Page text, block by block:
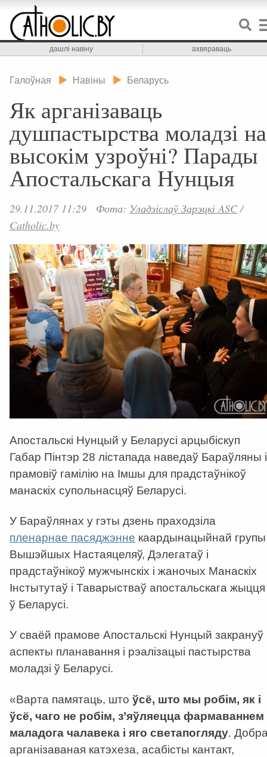
дашлі навіну ахвяраваць
Галоўная Навіны Беларусь
Як арганізаваць
душпастырства моладзі на
высокім узроўні? Парады
Апостальскага Нунцыя
29.11.2017 11:29 Фота: Уладзіслаў Зарэцкі ASC/
Catholic.by
Апостальскі Нунцый у Беларусі арцыбіскуп
Габар Пінтэр 28 лістапада наведаў Бараўляны і
прамовіў гамілію на Імшы для прадстаўнікоў
манаскіх супольнасцяў Беларусі.
У Бараўлянах у гэты дзень праходзіла
пленарнае пасяджэнне каардынацыйнай групы
Вышэйшых Настаяцеляў, Дэлегатаў і
прадстаўнікоў мужчынскіх і жаночых Манаскіх
Інстытутаў і Таварыстваў апостальскага жыцця
ў Беларусі.
У сваёй прамове Апостальскі Нунцый закрануў
аспекты планавання і рэалізацыі пастырства
моладзі ў Беларусі.
«Варта памятаць, што ўсё, што мы робім, як і
ўсё, чаго не робім, з’яўляецца фармаваннем
маладога чалавека і яго светапогляду.
арганізаваная катэхеза, асабісты кантакт,